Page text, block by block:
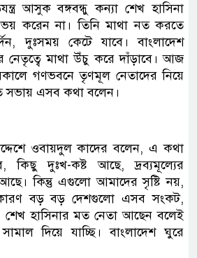
আসুক বঙ্গবন্ধু কন্যা শেখ হাসিনা
করেন না। তিনি মাথা নত করতে
দুঃসময় কেটে যাবে। বাংলাদেশ
নেতৃত্বে মাথা উঁচু করে দাঁড়াবে। আজ
গণভবনে তৃণমূল নেতাদের নিয়ে
সভায় এসব কথা বলেন।
ওবায়দুল কাদের বলেন, এ কথা
কিছু দুঃখ-কষ্ট আছে, দ্রব্যমূল্যের
আছে। কিন্তু এগুলো আমাদের সৃষ্টি নয়,
কারণ বড় বড় দেশগুলো এসব সংকট,
শেখ হাসিনার মত নেতা আছেন বলেই
দিয়ে যাচ্ছি। বাংলাদেশ ঘুরে